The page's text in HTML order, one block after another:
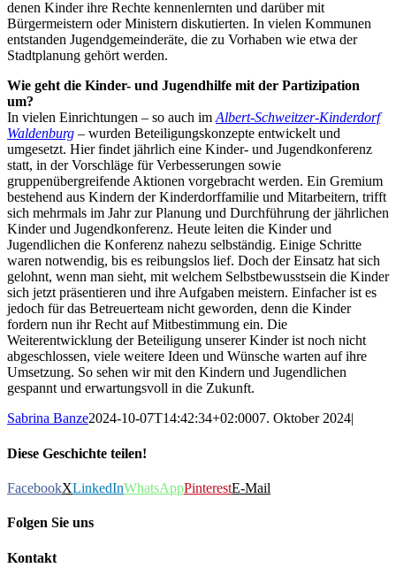
denen Kinder ihre Rechte kennenlernten und darüber mit
Bürgermeistern oder Ministern diskutierten. In vielen Kommunen
entstanden Jugendgemeinderäte, die zu Vorhaben wie etwa der
Stadtplanung gehört werden.
Wie geht die Kinder- und Jugendhilfe mit der Partizipation
um?
In vielen Einrichtungen – so auch imAlbert-Schweitzer-Kinderdorf
Waldenburg – wurden Beteiligungskonzepte entwickelt und
umgesetzt. Hier findet jährlich eine Kinder- und Jugendkonferenz
statt, in der Vorschläge für Verbesserungen sowie
gruppenübergreifende Aktionen vorgebracht werden. Ein Gremium
bestehend aus Kindern der Kinderdorffamilie und Mitarbeitern, trifft
sich mehrmals im Jahr zur Planung und Durchführung der jährlichen
Kinder und Jugendkonferenz. Heute leiten die Kinder und
Jugendlichen die Konferenz nahezu selbständig. Einige Schritte
waren notwendig, bis es reibungslos lief. Doch der Einsatz hat sich
gelohnt, wenn man sieht, mit welchem Selbstbewusstsein die Kinder
sich jetzt präsentieren und ihre Aufgaben meistern. Einfacher ist es
jedoch für das Betreuerteam nicht geworden, denn die Kinder
fordern nun ihr Recht auf Mitbestimmung ein. Die
Weiterentwicklung der Beteiligung unserer Kinder ist noch nicht
abgeschlossen, viele weitere Ideen und Wünsche warten auf ihre
Umsetzung. So sehen wir mit den Kindern und Jugendlichen
gespannt und erwartungsvoll in die Zukunft.
Sabrina Banze2024-10-07T14:42:34+02:0007. Oktober 2024|
Diese Geschichte teilen!
FacebookXLinkedInWhatsAppPinterestE-Mail
Folgen Sie uns
Kontakt